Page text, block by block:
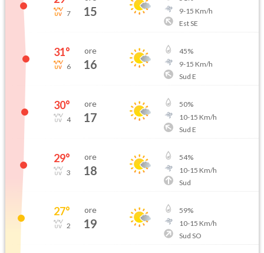
7 15
9-15 Km/h
Est SE
31°
6
ore
16
45%
9-15 Km/h
Sud E
30°
4
ore
17
50%
10-15 Km/h
Sud E
29°
3
ore
18
54%
10-15 Km/h
Sud
27°
2
ore
19
59%
10-15 Km/h
Sud SO